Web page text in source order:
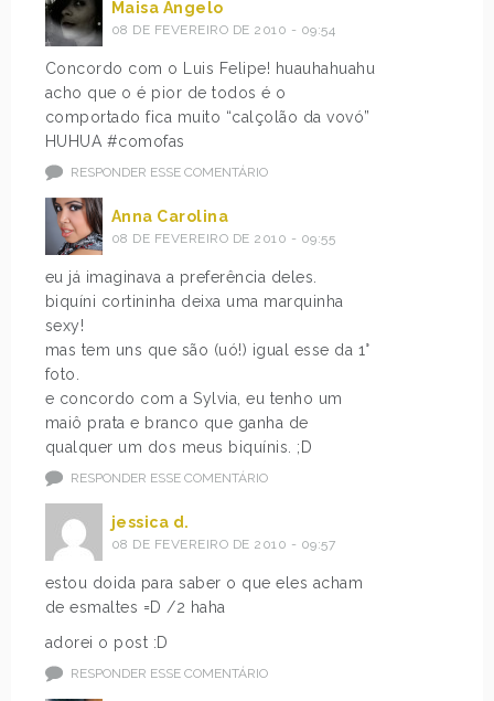
Maisa Angelo
08 DE FEVEREIRO DE 2010 - 09:54
Concordo com o Luis Felipe! huauhahuahu
acho que o é pior de todos é o
comportado fica muito “calçolão da vovó”
HUHUA #comofas
RESPONDER ESSE COMENTÁRIO
Anna Carolina
08 DE FEVEREIRO DE 2010 - 09:55
eu já imaginava a preferência deles.
biquíni cortininha deixa uma marquinha
sexy!
mas tem uns que são (uó!) igual esse da 1°
foto.
e concordo com a Sylvia, eu tenho um
maiô prata e branco que ganha de
qualquer um dos meus biquínis. ;D
RESPONDER ESSE COMENTÁRIO
jessica d.
08 DE FEVEREIRO DE 2010 - 09:57
estou doida para saber o que eles acham
de esmaltes =D /2 haha
adorei o post :D
RESPONDER ESSE COMENTÁRIO